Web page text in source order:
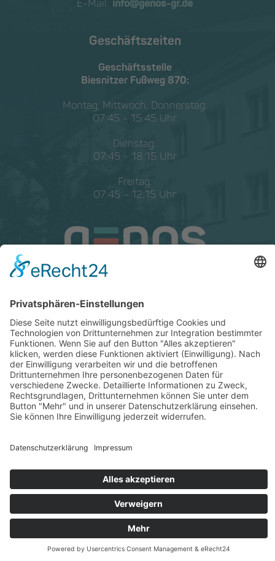
E-Mail: info@genos-gr.de
Geschäftszeiten
Geschäftsstelle
Biesnitzer Fußweg 870:
Montag, Mittwoch, Donnerstag:
07:45 - 15:45 Uhr
Dienstag:
07:45 - 18:15 Uhr
Freitag:
07:45 - 12:15 Uhr
Cookie-Einstellungen
© Copyright 2026 GENOS Die Wohnungsgenossenschaft Görlitz eG
Anfahrt
Datenschutz
Impressum